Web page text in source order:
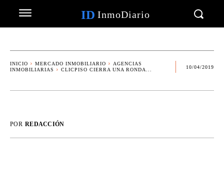
ID InmoDiario
INICIO MERCADO INMOBILIARIO
AGENCIAS
INMOBILIARIAS
CLICPISO CIERRA UNA RONDA...
10/04/2019
POR REDACCIÓN